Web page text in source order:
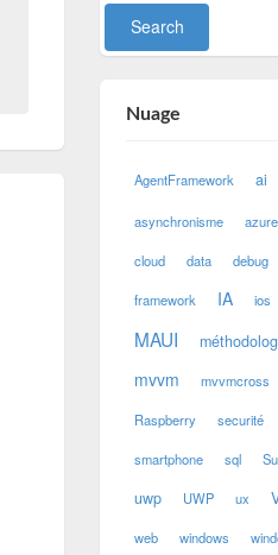
Nuage
AgentFramework ai
asynchronisme azure
cloud data debug
framework IA ios
MAUI
mvvm mvvmcross
Raspberry securité
smartphone sql
uwp
UWP ux
web windows